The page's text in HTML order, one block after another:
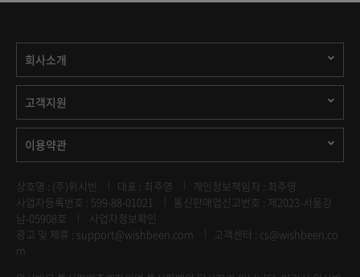
회사소개
고객지원
이용약관
상호명 : (주)위시빈 대표 : 최주영
개인정보책임자 : 최주영
사업자등록번호 : 599-88-01021
통신판매업신고번호 : 제2023-서울강
남-05908호
사업자정보확인
광고 및 제휴 : support@wishbeen.com
고객센터 : cs@wishbeen.co
m